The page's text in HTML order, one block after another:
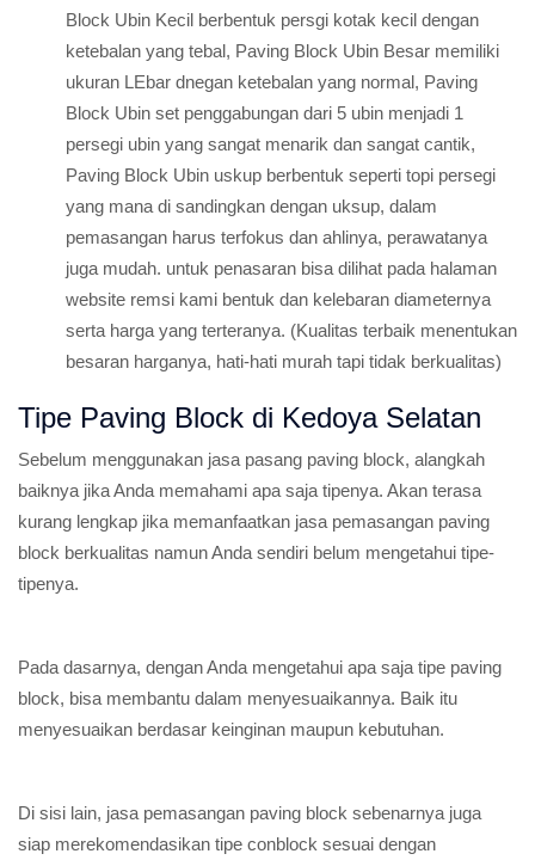
Block Ubin Kecil berbentuk persgi kotak kecil dengan
ketebalan yang tebal, Paving Block Ubin Besar memiliki
ukuran LEbar dnegan ketebalan yang normal, Paving
Block Ubin set penggabungan dari 5 ubin menjadi 1
persegi ubin yang sangat menarik dan sangat cantik,
Paving Block Ubin uskup berbentuk seperti topi persegi
yang mana di sandingkan dengan uksup, dalam
pemasangan harus terfokus dan ahlinya, perawatanya
juga mudah. untuk penasaran bisa dilihat pada halaman
website remsi kami bentuk dan kelebaran diameternya
serta harga yang terteranya. (Kualitas terbaik menentukan
besaran harganya, hati-hati murah tapi tidak berkualitas)
Tipe Paving Block di Kedoya Selatan
Sebelum menggunakan jasa pasang paving block, alangkah
baiknya jika Anda memahami apa saja tipenya. Akan terasa
kurang lengkap jika memanfaatkan jasa pemasangan paving
block berkualitas namun Anda sendiri belum mengetahui tipe-
tipenya.
Pada dasarnya, dengan Anda mengetahui apa saja tipe paving
block, bisa membantu dalam menyesuaikannya. Baik itu
menyesuaikan berdasar keinginan maupun kebutuhan.
Di sisi lain, jasa pemasangan paving block sebenarnya juga
siap merekomendasikan tipe conblock sesuai dengan